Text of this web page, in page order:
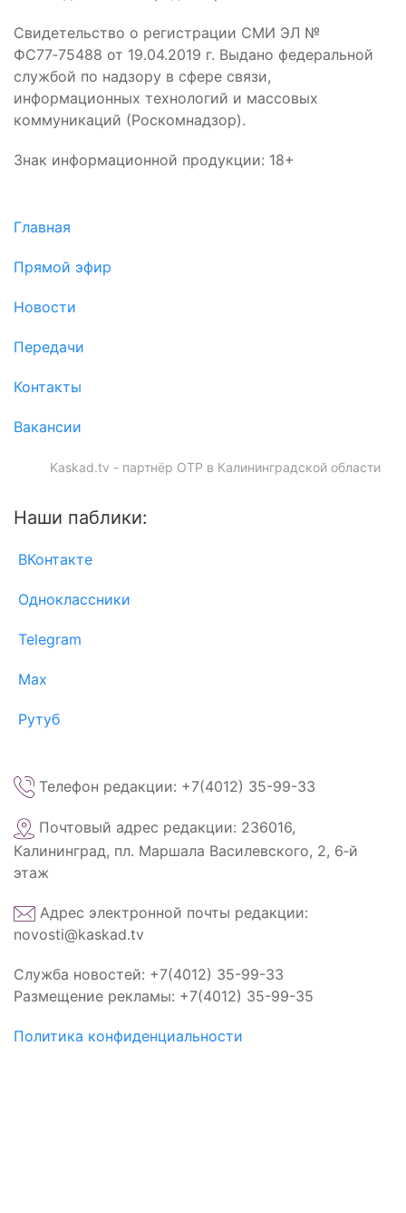
Свидетельство о регистрации СМИ ЭЛ №
ФС77‑75488 от 19.04.2019 г. Выдано федеральной
службой по надзору в сфере связи,
информационных технологий и массовых
коммуникаций (Роскомнадзор).
Знак информационной продукции: 18+
Главная
Прямой эфир
Новости
Передачи
Контакты
Вакансии
Kaskad.tv - партнёр ОТР в Калининградской области
Наши паблики:
ВКонтакте
Одноклассники
Telegram
Max
Рутуб
Телефон редакции: +7(4012) 35-99-33
Почтовый адрес редакции: 236016,
Калининград, пл. Маршала Василевского, 2, 6‑й
этаж
Адрес электронной почты редакции:
novosti@kaskad.tv
Служба новостей: +7(4012) 35-99-33
Размещение рекламы: +7(4012) 35-99-35
Политика конфиденциальности